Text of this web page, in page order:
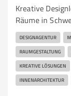
Kreative
Räume in
DESIGNAGENTUR
RAUMGESTALTUNG
KREATIVE LÖSUNGEN
INNENARCHITEKTUR